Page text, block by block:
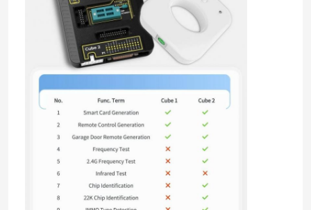
Kontrol kualitas
Hubungi kami
Semua Kasus
Kunci Otomatis